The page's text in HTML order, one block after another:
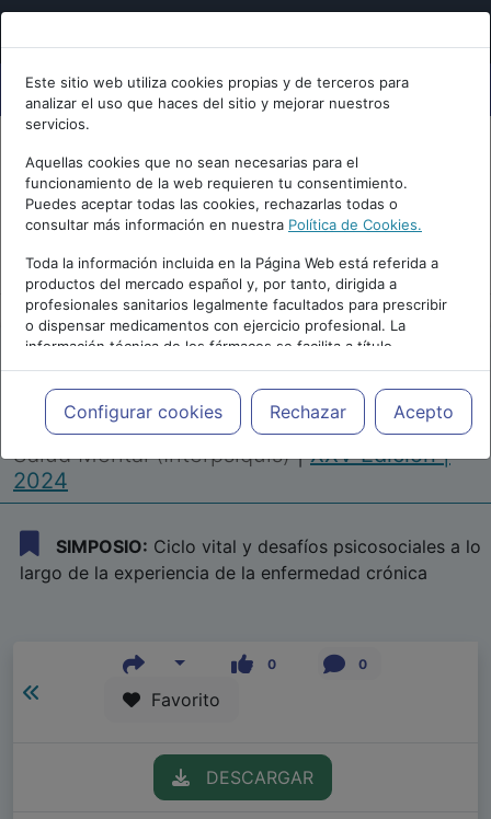
Este sitio web utiliza cookies propias y de terceros para
analizar el uso que haces del sitio y mejorar nuestros
servicios.
Aquellas cookies que no sean necesarias para el
funcionamiento de la web requieren tu consentimiento.
Puedes aceptar todas las cookies, rechazarlas todas o
consultar más información en nuestra Política de Cookies.
Toda la información incluida en la Página Web está referida a
productos del mercado español y, por tanto, dirigida a
profesionales sanitarios legalmente facultados para prescribir
o dispensar medicamentos con ejercicio profesional. La
información técnica de los fármacos se facilita a título
meramente informativo, siendo responsabilidad de los
profesionales facultados prescribir medicamentos y decidir, en
cada caso concreto, el tratamiento más adecuado a las
necesidades del paciente.
Configurar cookies Rechazar Acepto
Repositorio de Artículos |Congreso Virtual
Internacional de Psiquiatría, Psicología y
Salud Mental (Interpsiquis)|XXV Edición |
2024
SIMPOSIO: Ciclo vital y desafíos psicosociales a lo
largo de la experiencia de la enfermedad crónica
0 0
Favorito
DESCARGAR